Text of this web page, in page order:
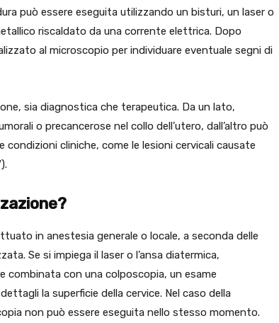
può essere eseguita utilizzando un bisturi, un laser o
riscaldato da una corrente elettrica. Dopo
al microscopio per individuare eventuale segni di
sia diagnostica che terapeutica. Da un lato,
o precancerose nel collo dell’utero, dall’altro può
cliniche, come le lesioni cervicali causate
in anestesia generale o locale, a seconda delle
Se si impiega il laser o l’ansa diatermica,
combinata con una colposcopia, un esame
la superficie della cervice. Nel caso della
non può essere eseguita nello stesso momento.